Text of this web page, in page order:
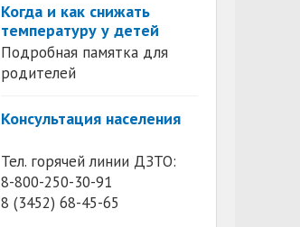
Когда и как снижать
температуру у детей
Подробная памятка для
родителей
Консультация населения
Тел. горячей линии ДЗТО:
8-800-250-30-91
8 (3452) 68-45-65